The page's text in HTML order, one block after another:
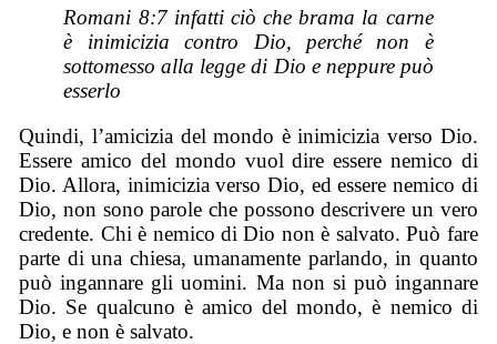
Romani 8:7 infatti ciò che brama la carne
è inimicizia contro Dio, perché non è
sottomesso alla legge di Dio e neppure può
esserlo
Quindi, l’amicizia del mondo è inimicizia verso Dio.
Essere amico del mondo vuol dire essere nemico di
Dio. Allora, inimicizia verso Dio, ed essere nemico di
Dio, non sono parole che possono descrivere un vero
credente. Chi è nemico di Dio non è salvato. Può fare
parte di una chiesa, umanamente parlando, in quanto
può ingannare gli uomini. Ma non si può ingannare
Dio. Se qualcuno è amico del mondo, è nemico di
Dio, e non è salvato.